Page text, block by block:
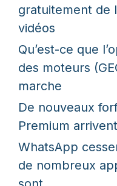
gratuitement de
vidéos
Qu’est-ce que
des moteurs
marche
De nouveaux
Premium
WhatsApp
de nombreux